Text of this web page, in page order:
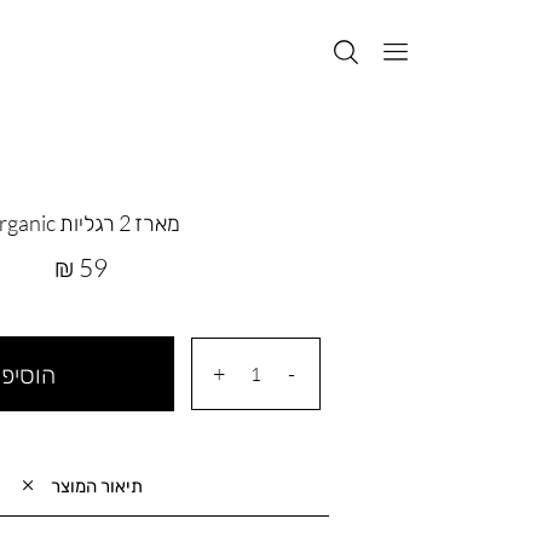
מארז 2 רגליות Organic
מחיר
59 ₪
תיאור המוצר